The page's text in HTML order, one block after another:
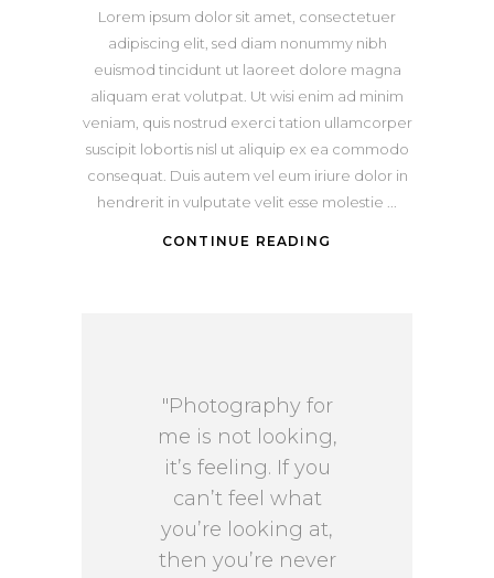
Lorem ipsum dolor sit amet, consectetuer
adipiscing elit, sed diam nonummy nibh
euismod tincidunt ut laoreet dolore magna
aliquam erat volutpat. Ut wisi enim ad minim
veniam, quis nostrud exerci tation ullamcorper
suscipit lobortis nisl ut aliquip ex ea commodo
consequat. Duis autem vel eum iriure dolor in
hendrerit in vulputate velit esse molestie
CONTINUE READING
"Photography for
me is not looking,
it’s feeling. If you
can’t feel what
you’re looking at,
then you’re never